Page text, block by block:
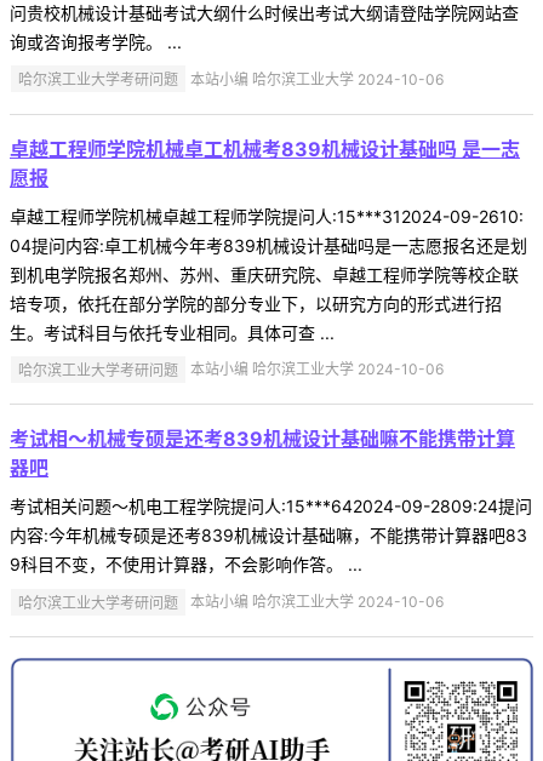
问贵校机械设计基础考试大纲什么时候出考试大纲请登陆学院网站查
询或咨询报考学院。 ...
哈尔滨工业大学考研问题 本站小编 哈尔滨工业大学 2024-10-06
卓越工程师学院机械卓工机械考839机械设计基础吗 是一志
愿报
卓越工程师学院机械卓越工程师学院提问人:15***312024-09-2610:
04提问内容:卓工机械今年考839机械设计基础吗是一志愿报名还是划
到机电学院报名郑州、苏州、重庆研究院、卓越工程师学院等校企联
培专项，依托在部分学院的部分专业下，以研究方向的形式进行招
生。考试科目与依托专业相同。具体可查 ...
哈尔滨工业大学考研问题 本站小编 哈尔滨工业大学 2024-10-06
考试相～机械专硕是还考839机械设计基础嘛不能携带计算
器吧
考试相关问题～机电工程学院提问人:15***642024-09-2809:24提问
内容:今年机械专硕是还考839机械设计基础嘛，不能携带计算器吧83
9科目不变，不使用计算器，不会影响作答。 ...
哈尔滨工业大学考研问题 本站小编 哈尔滨工业大学 2024-10-06